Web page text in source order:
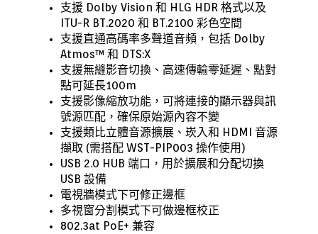
支援 Dolby Vision 和 HLG HDR 格式以及
ITU-R BT.2020 和 BT.2100 彩色空間
支援直通高碼率多聲道音頻，包括 Dolby
Atmos™ 和 DTS:X
支援無縫影音切換、高速傳輸零延遲、點對
點可延長100m
支援影像縮放功能，可將連接的顯示器與訊
號源匹配，確保原始源內容不變
支援類比立體音源擴展、崁入和 HDMI 音源
擷取 (需搭配 WST-PIP003 操作使用)
USB 2.0 HUB 端口，用於擴展和分配切換
USB 設備
電視牆模式下可修正邊框
多視窗分割模式下可做邊框校正
802.3at PoE+ 兼容